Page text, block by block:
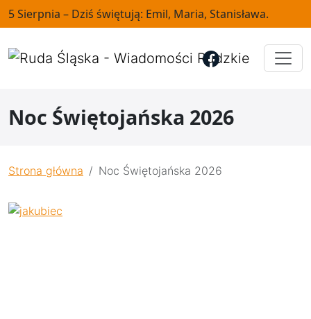
5 Sierpnia – Dziś świętują: Emil, Maria, Stanisława.
Noc Świętojańska 2026
Strona główna Noc Świętojańska 2026